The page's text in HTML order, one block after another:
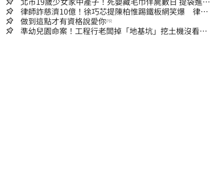
出所嚇壞警員
律師詐慈濟10億！徐巧芯提陳柏惟踢鐵板網笑爆 律師
再曬1照補刀
做到這點才有資格說愛你PR
準幼兒園命案！工程行老闆掉「地基坑」挖土機沒看